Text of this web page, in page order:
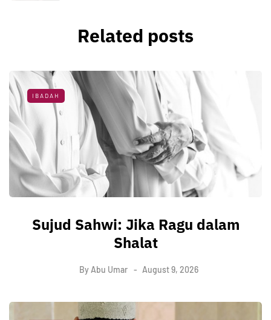
Related posts
IBADAH
Sujud Sahwi: Jika Ragu dalam
Shalat
By Abu Umar August 9, 2026